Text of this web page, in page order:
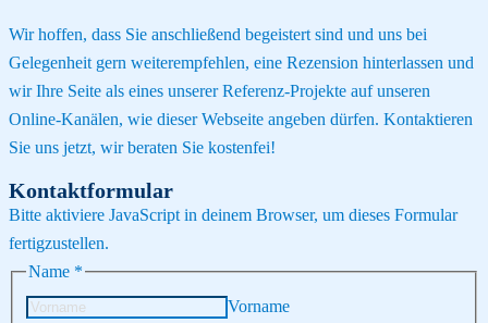
Wir hoffen, dass Sie anschließend begeistert sind und uns bei
Gelegenheit gern weiterempfehlen, eine Rezension hinterlassen und
wir Ihre Seite als eines unserer Referenz-Projekte auf unseren
Online-Kanälen, wie dieser Webseite angeben dürfen. Kontaktieren
Sie uns jetzt, wir beraten Sie kostenfei!
Kontaktformular
Bitte aktiviere JavaScript in deinem Browser, um dieses Formular
fertigzustellen.
Name *
Vorname